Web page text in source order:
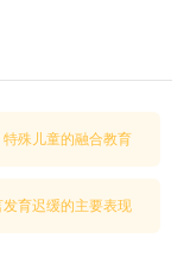
特殊儿童的融合教育
发育迟缓的主要表现